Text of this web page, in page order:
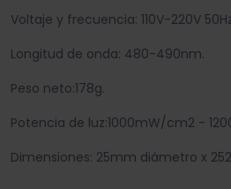
Voltaje y frecuencia: 110V-220V
Longitud de onda: 480-490nm.
Peso neto:178g.
Potencia de luz:1000mW/cm2 -
Dimensiones: 25mm diámetro x